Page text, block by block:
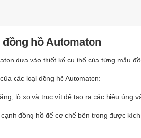
hồ Automaton
dựa vào thiết kế cụ thể của từng mẫu
các loại đồng hồ Automaton:
lò xo và trục vít để tạo ra các hiệu ứng
đồng hồ để cơ chế bên trong được